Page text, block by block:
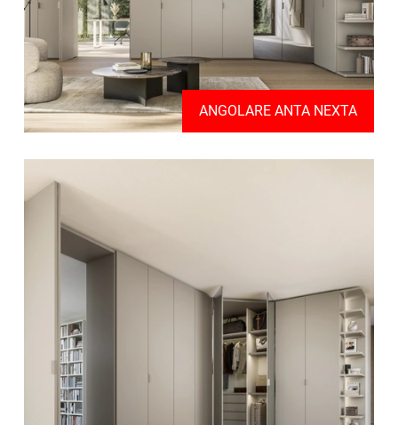
ANGOLARE ANTA NEXTA